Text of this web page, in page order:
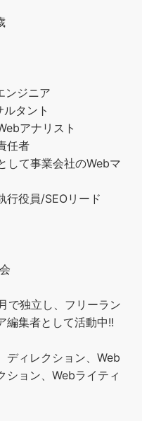
ンジニア
タント
アナリスト
任者
して事業会社のWebマ
行役員/SEOリード
で独立し、フリーラン
編集者として活動中!!
ディレクション、Web
ション、Webライティ